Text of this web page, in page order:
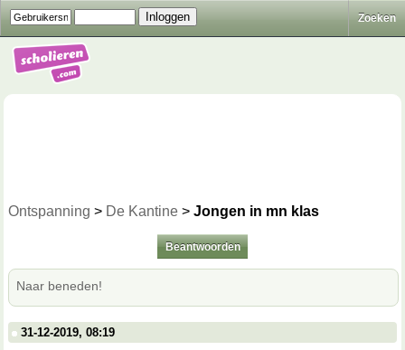
Zoeken
Ontspanning > De Kantine > Jongen in mn klas
Beantwoorden
Naar beneden!
31-12-2019, 08:19